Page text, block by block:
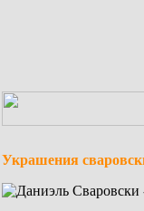
Украшения